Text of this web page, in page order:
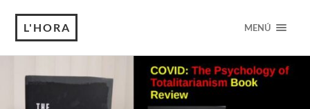
L'HORA MENÚ